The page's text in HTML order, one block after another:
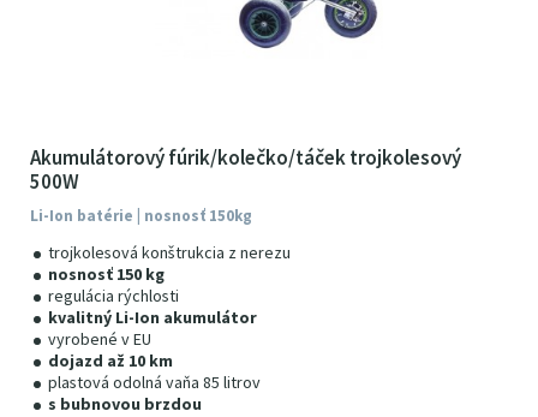
Akumulátorový fúrik/kolečko/táček trojkolesový
500W
Li-Ion batérie | nosnosť 150kg
trojkolesová konštrukcia z nerezu
nosnosť 150 kg
regulácia rýchlosti
kvalitný Li-Ion akumulátor
vyrobené v EU
dojazd až 10 km
plastová odolná vaňa 85 litrov
s bubnovou brzdou